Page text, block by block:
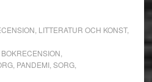
LITTERATUR OCH KONST,
BOKRECENSION
, PANDEMI, SORG,